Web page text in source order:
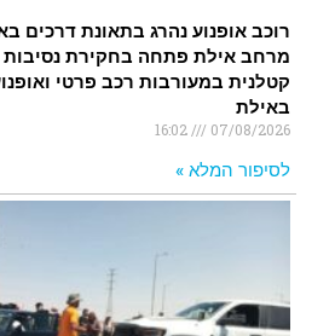
רוכב אופנוע נהרג בתאונת דרכים
מרחב אילת פתחה בחקירת נסיבות
קטלנית במעורבות רכב פרטי
באילת
07/08/2026
16:02
לסיפור המלא »